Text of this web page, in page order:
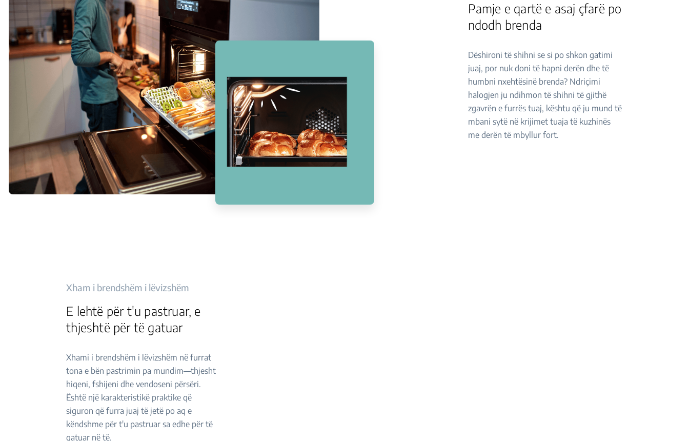
Pamje e qartë e asaj çfarë po
ndodh brenda
Dëshironi të shihni se si po shkon gatimi
juaj, por nuk doni të hapni derën dhe të
humbni nxehtësinë brenda? Ndriçimi
halogjen ju ndihmon të shihni të gjithë
zgavrën e furrës tuaj, kështu që ju mund të
mbani sytë në krijimet tuaja të kuzhinës
me derën të mbyllur fort.
Xham i brendshëm i lëvizshëm
E lehtë për t'u pastruar, e
thjeshtë për të gatuar
Xhami i brendshëm i lëvizshëm në furrat
tona e bën pastrimin pa mundim—thjesht
hiqeni, fshijeni dhe vendoseni përsëri.
Është një karakteristikë praktike që
siguron që furra juaj të jetë po aq e
këndshme për t'u pastruar sa edhe për të
gatuar në të.